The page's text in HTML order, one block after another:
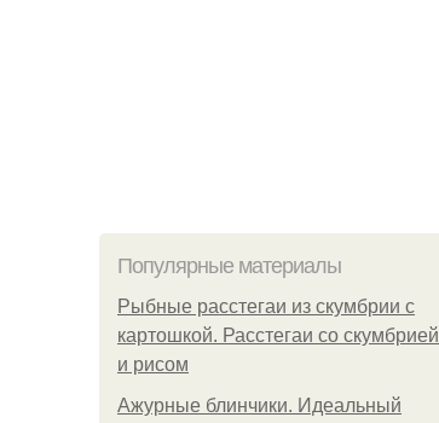
Популярные материалы
Рыбные расстегаи из скумбрии с
картошкой. Расстегаи со скумбрией
и рисом
Ажурные блинчики. Идеальный